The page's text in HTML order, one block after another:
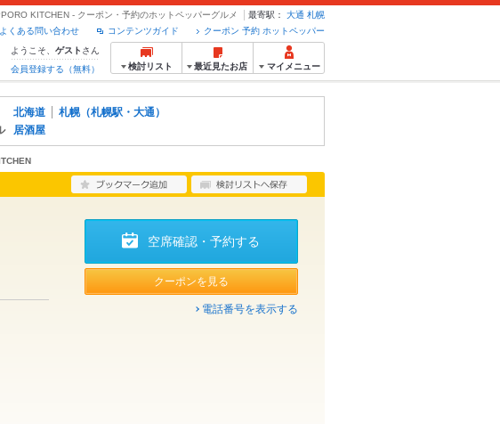
KITCHEN - クーポン・予約のホットペッパーグルメ 最寄駅： 大通 札幌
クーポン 予約 ホットペッパー
コンテンツガイド
よくある問い合わせ
ようこそ、 ゲスト さん
会員登録する（無料）
検討リスト 最近見たお店 マイメニュー
北海道
札幌（札幌駅・大通）
居酒屋
空席確認・予約する
クーポンを見る
電話番号を表示する